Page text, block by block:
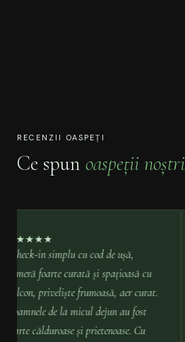
RECENZII OASPEȚI
Ce spun oaspeții noștri
in simplu cu cod de ușă,
foarte curată și spațioasă cu
priveliște frumoasă, aer curat.
de la micul dejun au fost
călduroase și prietenoase. Cu